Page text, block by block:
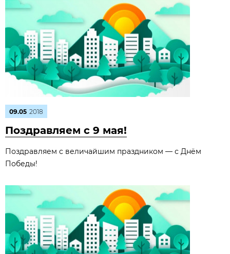
09.05 2018
Поздравляем c 9 мая!
Поздравляем с величайшим праздником — с Днём
Победы!